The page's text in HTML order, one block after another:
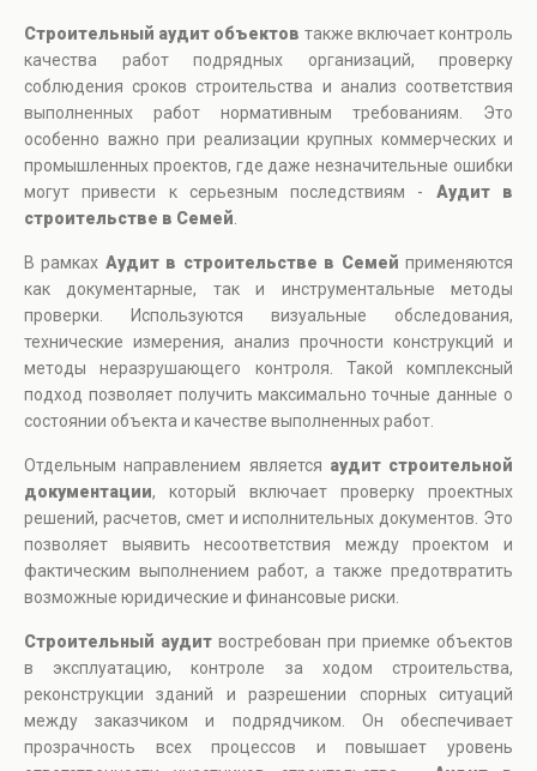
Строительный аудит объектов также включает контроль
качества работ подрядных организаций, проверку
соблюдения сроков строительства и анализ соответствия
выполненных работ нормативным требованиям. Это
особенно важно при реализации крупных коммерческих и
промышленных проектов, где даже незначительные ошибки
могут привести к серьезным последствиям - Аудит в
строительстве в Семей
В рамках Аудит в строительстве в Семей применяются
как документарные, так и инструментальные методы
проверки. Используются визуальные обследования,
технические измерения, анализ прочности конструкций и
методы неразрушающего контроля. Такой комплексный
подход позволяет получить максимально точные данные о
состоянии объекта и качестве выполненных работ.
Отдельным направлением является аудит строительной
документации, который включает проверку проектных
решений, расчетов, смет и исполнительных документов. Это
позволяет выявить несоответствия между проектом и
фактическим выполнением работ, а также предотвратить
возможные юридические и финансовые риски.
Строительный аудит востребован при приемке объектов
в эксплуатацию, контроле за ходом строительства,
реконструкции зданий и разрешении спорных ситуаций
между заказчиком и подрядчиком. Он обеспечивает
прозрачность всех процессов и повышает уровень